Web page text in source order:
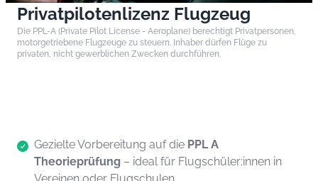
Privatpilotenlizenz Flugzeug
Die PPL-A (Private Pilot License - Aeroplane) berechtigt Privatpersonen,
motorgetriebene Flugzeuge zu steuern. Inhaber dürfen Flüge zu
privaten, nicht gewerblichen Zwecken durchführen.
Gezielte Vorbereitung auf die PPL A
Theorieprüfung – ideal für Flugschüler:innen in
Vereinen oder Flugschulen